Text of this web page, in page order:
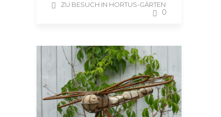
ZU BESUCH IN HORTUS-GÄRTEN
0